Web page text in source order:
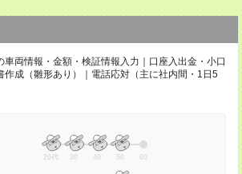
車両情報・金額・検証情報入力｜口座入出金・小口
作成（雛形あり）｜電話応対（主に社内間・1日5
20代 30 40 50 60